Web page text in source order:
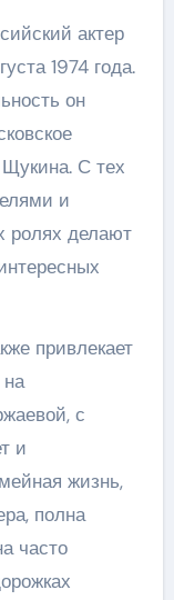
актер
1974 года.
он
С тех
и
ролях делают
привлекает
с
и
жизнь,
полна
часто